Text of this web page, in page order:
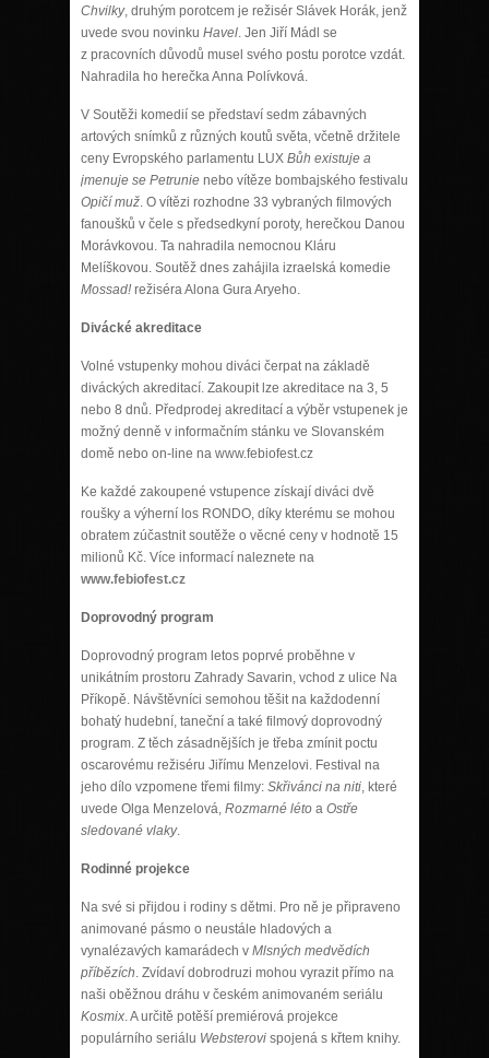
Chvilky, druhým porotcem je režisér Slávek Horák, jenž
uvede svou novinku Havel. Jen Jiří Mádl se
z pracovních důvodů musel svého postu porotce vzdát.
Nahradila ho herečka Anna Polívková.
V Soutěži komedií se představí sedm zábavných
artových snímků z různých koutů světa, včetně držitele
ceny Evropského parlamentu LUX Bůh existuje a
jmenuje se Petrunie nebo vítěze bombajského festivalu
Opičí muž. O vítězi rozhodne 33 vybraných filmových
fanoušků v čele s předsedkyní poroty, herečkou Danou
Morávkovou. Ta nahradila nemocnou Kláru
Melíškovou. Soutěž dnes zahájila izraelská komedie
Mossad! režiséra Alona Gura Aryeho.
Divácké akreditace
Volné vstupenky mohou diváci čerpat na základě
diváckých akreditací. Zakoupit lze akreditace na 3, 5
nebo 8 dnů. Předprodej akreditací a výběr vstupenek je
možný denně v informačním stánku ve Slovanském
domě nebo on-line na www.febiofest.cz
Ke každé zakoupené vstupence získají diváci dvě
roušky a výherní los RONDO, díky kterému se mohou
obratem zúčastnit soutěže o věcné ceny v hodnotě 15
milionů Kč. Více informací naleznete na
www.febiofest.cz
Doprovodný program
Doprovodný program letos poprvé proběhne v
unikátním prostoru Zahrady Savarin, vchod z ulice Na
Příkopě. Návštěvníci semohou těšit na každodenní
bohatý hudební, taneční a také filmový doprovodný
program. Z těch zásadnějších je třeba zmínit poctu
oscarovému režiséru Jiřímu Menzelovi. Festival na
jeho dílo vzpomene třemi filmy: Skřivánci na niti, které
uvede Olga Menzelová, Rozmarné léto a Ostře
sledované vlaky.
Rodinné projekce
Na své si přijdou i rodiny s dětmi. Pro ně je připraveno
animované pásmo o neustále hladových a
vynalézavých kamarádech v Mlsných medvědích
příbězích. Zvídaví dobrodruzi mohou vyrazit přímo na
naši oběžnou dráhu v českém animovaném seriálu
Kosmix. A určitě potěší premiérová projekce
populárního seriálu Websterovi spojená s křtem knihy.